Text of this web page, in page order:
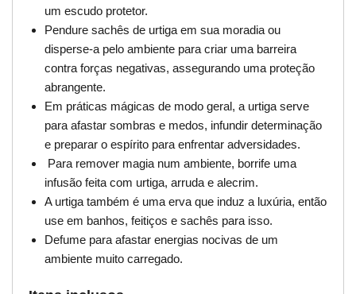
um escudo protetor.
Pendure sachês de urtiga em sua moradia ou
disperse-a pelo ambiente para criar uma barreira
contra forças negativas, assegurando uma proteção
abrangente.
Em práticas mágicas de modo geral, a urtiga serve
para afastar sombras e medos, infundir determinação
e preparar o espírito para enfrentar adversidades.
Para remover magia num ambiente, borrife uma
infusão feita com urtiga, arruda e alecrim.
A urtiga também é uma erva que induz a luxúria, então
use em banhos, feitiços e sachês para isso.
Defume para afastar energias nocivas de um
ambiente muito carregado.